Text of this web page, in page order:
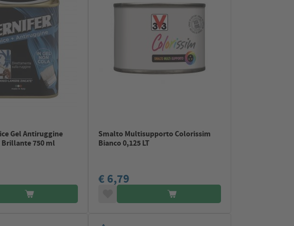
Gel Antiruggine
750 ml
Smalto Multisupporto Colorissim
Bianco 0,125 LT
€ 6,79